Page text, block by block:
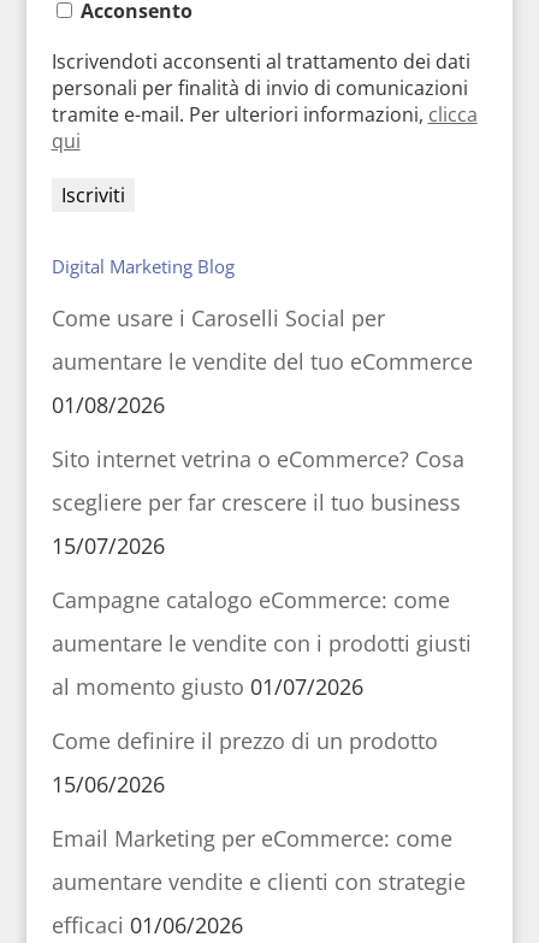
Acconsento
Iscrivendoti acconsenti al trattamento dei dati
personali per finalità di invio di comunicazioni
tramite e-mail. Per ulteriori informazioni, clicca
qui
Digital Marketing Blog
Come usare i Caroselli Social per
aumentare le vendite del tuo eCommerce
01/08/2026
Sito internet vetrina o eCommerce? Cosa
scegliere per far crescere il tuo business
15/07/2026
Campagne catalogo eCommerce: come
aumentare le vendite con i prodotti giusti
al momento giusto 01/07/2026
Come definire il prezzo di un prodotto
15/06/2026
Email Marketing per eCommerce: come
aumentare vendite e clienti con strategie
efficaci 01/06/2026